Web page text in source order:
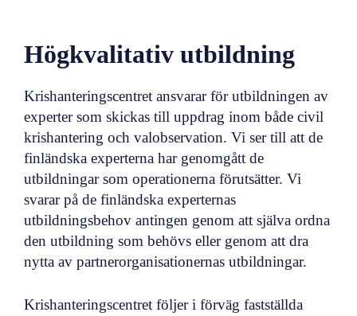
Högkvalitativ utbildning
Krishanteringscentret ansvarar för utbildningen av
experter som skickas till uppdrag inom både civil
krishantering och valobservation. Vi ser till att de
finländska experterna har genomgått de
utbildningar som operationerna förutsätter. Vi
svarar på de finländska experternas
utbildningsbehov antingen genom att själva ordna
den utbildning som behövs eller genom att dra
nytta av partnerorganisationernas utbildningar.
Krishanteringscentret följer i förväg fastställda